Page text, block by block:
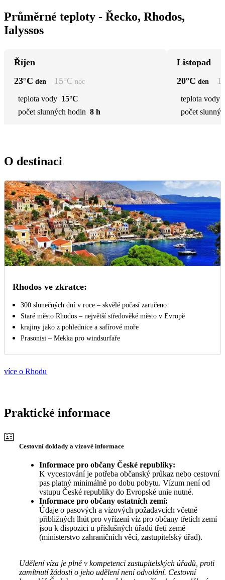
Průměrné teploty - Řecko, Rhodos,
Ialyssos
Říjen
23°C den 15°C noc
teplota vody 15°C
počet slunných hodin 8 h
Listopad
20°C den
teplota vody
počet
O destinaci
Rhodos ve zkratce:
300 slunečných dní v roce – skvělé počasí zaručeno
Staré město Rhodos – největší středověké město v Evropě
krajiny jako z pohlednice a safírové moře
Prasonisi – Mekka pro windsurfaře
více o Rhodu
Praktické informace
Cestovní doklady a vízové informace
Informace pro občany České republiky:
K vycestování je potřeba občanský průkaz nebo cestovní
pas platný minimálně po dobu pobytu. Vízum není od
vstupu České republiky do Evropské unie nutné.
Informace pro občany ostatních zemí:
Údaje o pasových a vízových požadavcích včetně
přibližných lhůt pro vyřízení víz pro občany třetích zemí
jsou k dispozici u příslušných úřadů třetí země
(ministerstvo zahraničních věcí, zastupitelský úřad).
Udělení víza je plně v kompetenci zastupitelských úřadů, proti
zamítnutí žádosti o jeho udělení není odvolání. Cestovní